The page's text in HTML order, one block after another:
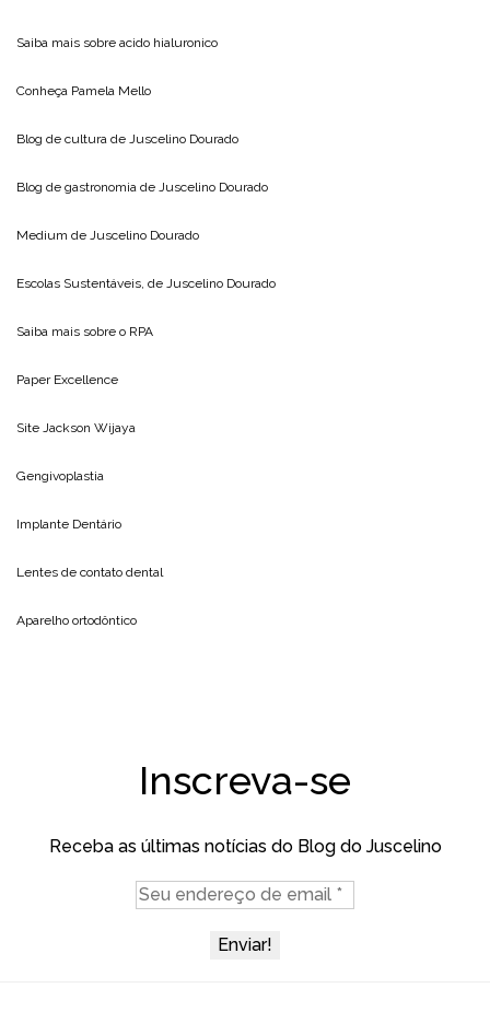
Saiba mais sobre acido hialuronico
Conheça Pamela Mello
Blog de cultura de Juscelino Dourado
Blog de gastronomia de Juscelino Dourado
Medium de Juscelino Dourado
Escolas Sustentáveis, de Juscelino Dourado
Saiba mais sobre o RPA
Paper Excellence
Site Jackson Wijaya
Gengivoplastia
Implante Dentário
Lentes de contato dental
Aparelho ortodôntico
Inscreva-se
Receba as últimas notícias do Blog do Juscelino